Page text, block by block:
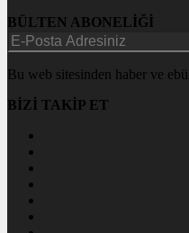
BÜLTEN ABONELİĞİ
Bu web sitesinden haber ve
BİZİ TAKİP ET